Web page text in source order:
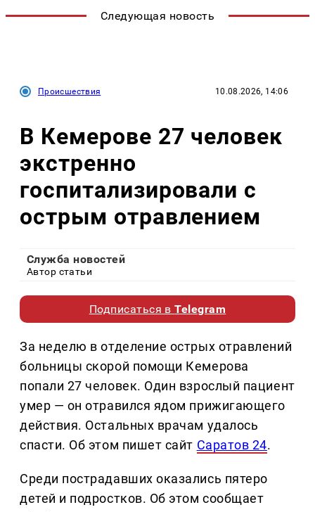
Следующая новость
Происшествия 10.08.2026, 14:06
В Кемерове 27 человек
экстренно
госпитализировали с
острым отравлением
Служба новостей
Автор статьи
Подписаться вTelegram
За неделю в отделение острых отравлений
больницы скорой помощи Кемерова
попали 27 человек. Один взрослый пациент
умер — он отравился ядом прижигающего
действия. Остальных врачам удалось
спасти. Об этом пишет сайт Саратов 24.
Среди пострадавших оказались пятеро
детей и подростков. Об этом сообщает